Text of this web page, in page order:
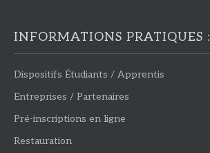
INFORMATIONS PRATIQUES :
Dispositifs Étudiants / Apprentis
Entreprises / Partenaires
Pré-inscriptions en ligne
Restauration